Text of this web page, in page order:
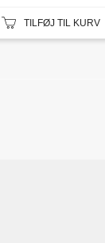
TILFØJ TIL KURV